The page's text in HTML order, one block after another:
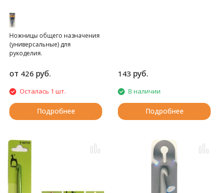
Ножницы общего назначения
(универсальные) для
рукоделия.
от 426 руб.
Осталась 1 шт.
Подробнее
143 руб.
В наличии
Подробнее